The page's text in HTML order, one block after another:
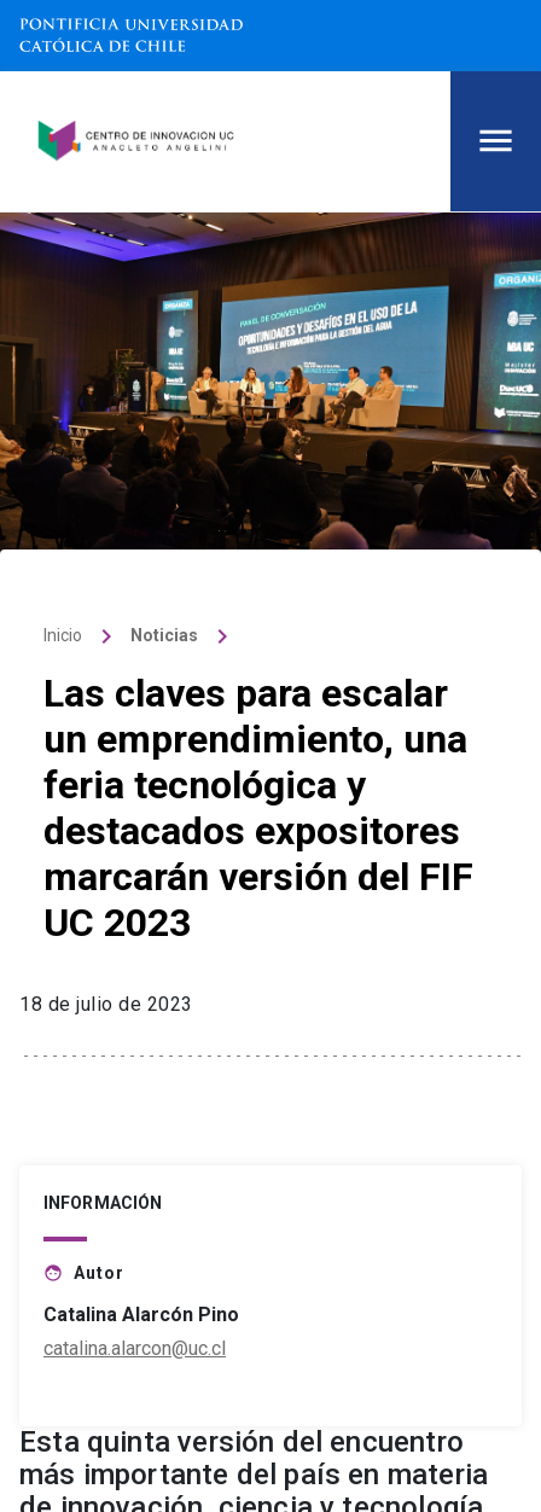
Inicio keyboard_arrow_right Noticias keyboard_arrow_right
Las claves para escalar
un emprendimiento, una
feria tecnológica y
destacados expositores
marcarán versión del FIF
UC 2023
18 de julio de 2023
INFORMACIÓN
face Autor
Catalina Alarcón Pino
catalina.alarcon@uc.cl
Esta quinta versión del encuentro
más importante del país en materia